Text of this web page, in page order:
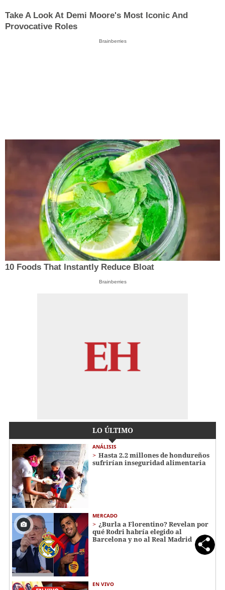
Take A Look At Demi Moore's Most Iconic And
Provocative Roles
Brainberries
10 Foods That Instantly Reduce Bloat
Brainberries
LO ÚLTIMO
ANÁLISIS
Hasta 2.2 millones de hondureños
sufrirían inseguridad alimentaria
MERCADO
¿Burla a Florentino? Revelan por
qué Rodri habría elegido al
Barcelona y no al Real Madrid
EN VIVO